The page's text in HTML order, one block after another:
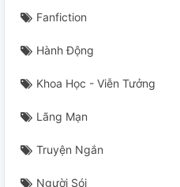
Fanfiction
Hành Động
Khoa Học - Viễn Tưởng
Lãng Mạn
Truyện Ngắn
Người Sói